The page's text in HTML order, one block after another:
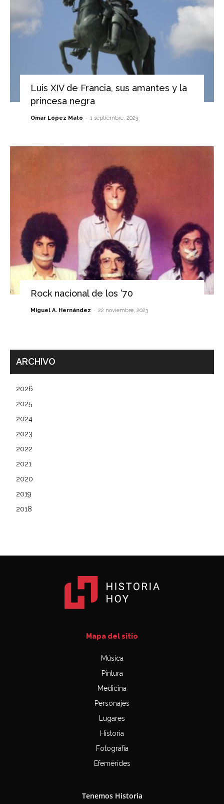
Luis XIV de Francia, sus amantes y la
princesa negra
Omar López Mato - 1 septiembre, 2023
Rock nacional de los ’70
Miguel A. Hernández - 22 noviembre, 2023
ARCHIVO
2026
2025
2024
2023
2022
2021
2020
2019
2018
Mapa del sitio
Música
Pintura
Medicina
Personajes
Lugares
Historia
Fotografía
Efemérides
Tenemos Historia